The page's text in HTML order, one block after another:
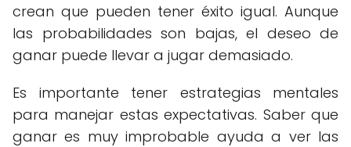
crean que pueden tener éxito igual. Aunque
las probabilidades son bajas, el deseo de
ganar puede llevar a jugar demasiado.
Es importante tener estrategias mentales
para manejar estas expectativas. Saber que
ganar es muy improbable ayuda a ver las